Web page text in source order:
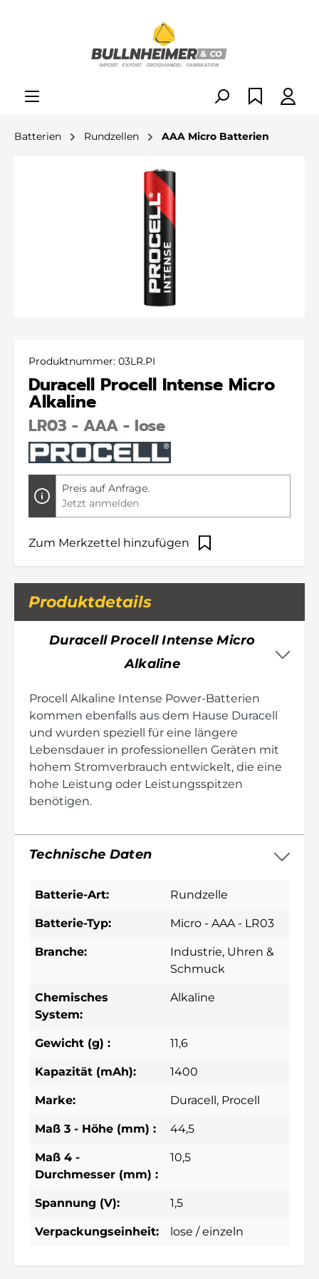
Batterien Rundzellen AAA Micro Batterien
Produktnummer: 03LR.PI
Duracell Procell Intense Micro
Alkaline
LR03 - AAA - lose
Preis auf Anfrage.
Jetzt anmelden
Zum Merkzettel hinzufügen
Produktdetails
Duracell Procell Intense Micro
Alkaline
Procell Alkaline Intense Power-Batterien
kommen ebenfalls aus dem Hause Duracell
und wurden speziell für eine längere
Lebensdauer in professionellen Geräten mit
hohem Stromverbrauch entwickelt, die eine
hohe Leistung oder Leistungsspitzen
benötigen.
Technische Daten
Batterie-Art: Rundzelle
Batterie-Typ: Micro - AAA - LR03
Branche: Industrie, Uhren &
Schmuck
Chemisches
System:
Alkaline
Gewicht (g) : 11,6
Kapazität (mAh): 1400
Marke: Duracell, Procell
Maß 3 - Höhe (mm) : 44,5
Maß 4 -
Durchmesser (mm) :
10,5
Spannung (V): 1,5
Verpackungseinheit: lose / einzeln